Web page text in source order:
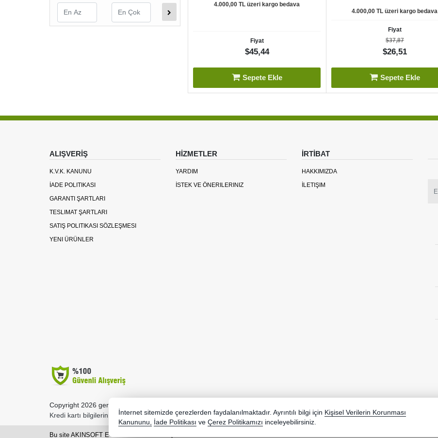
4.000,00 TL üzeri kargo bedava
Fiyat
$45,44
Sepete Ekle
4.000,00 TL üzeri kargo bedava
Fiyat
$37,87
$26,51
Sepete Ekle
ALIŞVERİŞ
K.V.K. KANUNU
İADE POLITIKASI
GARANTI ŞARTLARI
TESLIMAT ŞARTLARI
SATIŞ POLITIKASI SÖZLEŞMESI
YENI ÜRÜNLER
HİZMETLER
YARDIM
İSTEK VE ÖNERILERINIZ
İRTİBAT
HAKKIMIZDA
İLETIŞIM
Copyright 2026 gergedanhobi.com - Tüm hakları saklıdır.
Kredi kartı bilgileriniz 256bit SSL sertifikası ile korunmaktadır.
Pinterest
Bu site AKINSOFT E-Ticaret ile hazırlanmıştır.
İnternet sitemizde çerezlerden faydalanılmaktadır. Ayrıntılı bilgi için Kişisel Verilerin Korunması
Kanununu, İade Politikası ve Çerez Politikamızı inceleyebilirsiniz.